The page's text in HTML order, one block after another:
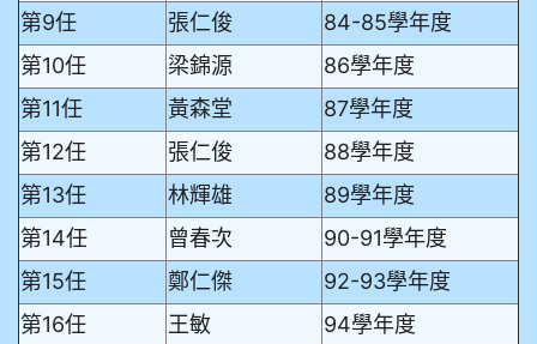
第9任
張仁俊
84-85學年度
第10任
梁錦源
86學年度
第11任
黃森堂
87學年度
第12任
張仁俊
88學年度
第13任
林輝雄
89學年度
第14任
曾春次
90-91學年度
第15任
鄭仁傑
92-93學年度
第16任
王敏
94學年度